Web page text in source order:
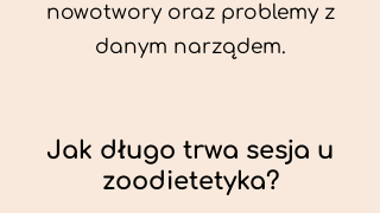
nowotwory oraz problemy z
danym narządem.
Jak długo trwa sesja u
zoodietetyka?